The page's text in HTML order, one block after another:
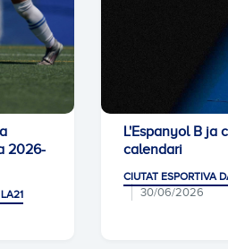
2026-
L'Espanyol B ja
calendari
CIUTAT ESPORTIVA
30/06/2026